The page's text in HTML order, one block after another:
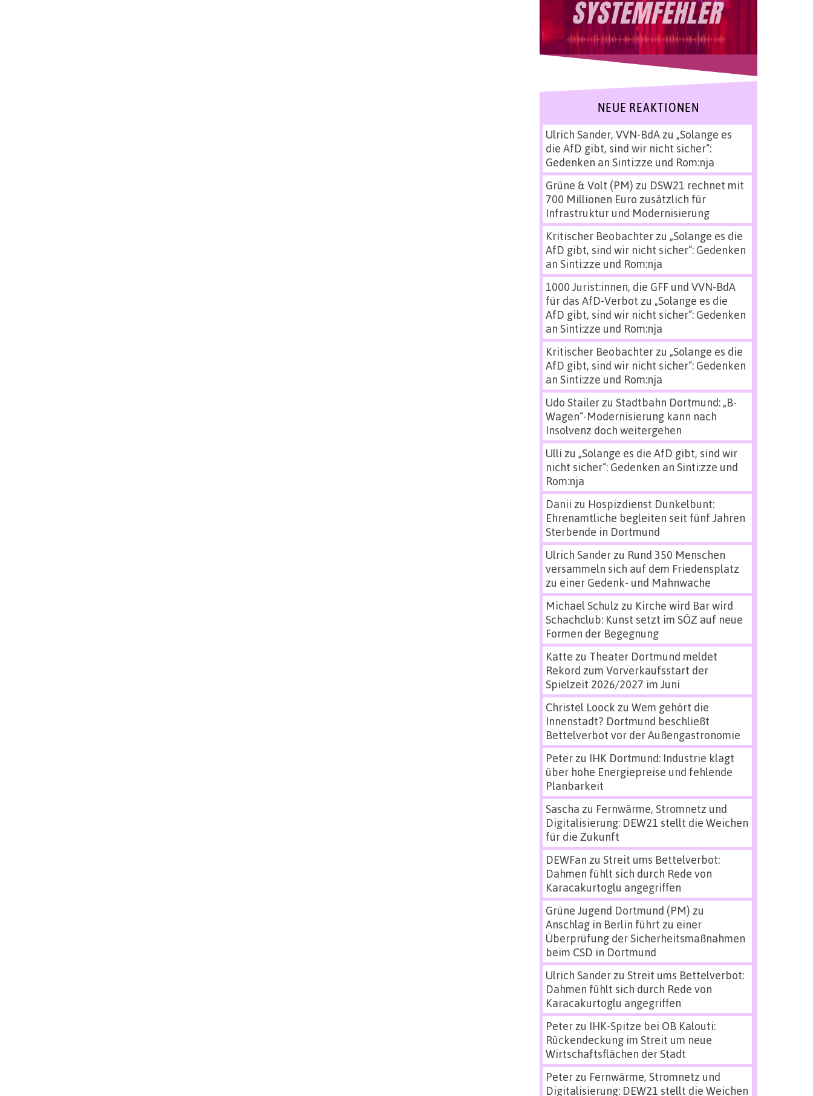
NEUE REAKTIONEN
Ulrich Sander, VVN-BdAzu „Solange es
die AfD gibt, sind wir nicht sicher“:
Gedenken an Sinti:zze und Rom:nja
Grüne & Volt (PM) zu DSW21 rechnet mit
700 Millionen Euro zusätzlich für
Infrastruktur und Modernisierung
Kritischer Beobachterzu „Solange es die
AfD gibt, sind wir nicht sicher“: Gedenken
an Sinti:zze und Rom:nja
1000 Jurist:innen, die GFF und VVN-BdA
für das AfD-Verbot zu „Solange es die
AfD gibt, sind wir nicht sicher“: Gedenken
an Sinti:zze und Rom:nja
Kritischer Beobachterzu „Solange es die
AfD gibt, sind wir nicht sicher“: Gedenken
an Sinti:zze und Rom:nja
Udo Stailerzu Stadtbahn Dortmund: „B-
Wagen“-Modernisierung kann nach
Insolvenz doch weitergehen
Ulli zu „Solange es die AfD gibt, sind wir
nicht sicher“: Gedenken an Sinti:zze und
Rom:nja
Danii zu Hospizdienst Dunkelbunt:
Ehrenamtliche begleiten seit fünf Jahren
Sterbende in Dortmund
Ulrich Sanderzu Rund 350 Menschen
versammeln sich auf dem Friedensplatz
zu einer Gedenk- und Mahnwache
Michael Schulz zu Kirche wird Bar wird
Schachclub: Kunst setzt im SÖZ auf neue
Formen der Begegnung
Katte zu Theater Dortmund meldet
Rekord zum Vorverkaufsstart der
Spielzeit 2026/2027 im Juni
Christel Loock zu Wem gehört die
Innenstadt? Dortmund beschließt
Bettelverbot vor der Außengastronomie
Peterzu IHK Dortmund: Industrie klagt
über hohe Energiepreise und fehlende
Planbarkeit
Sascha zu Fernwärme, Stromnetz und
Digitalisierung: DEW21 stellt die Weichen
für die Zukunft
DEWFan zu Streit ums Bettelverbot:
Dahmen fühlt sich durch Rede von
Karacakurtoglu angegriffen
Grüne Jugend Dortmund (PM) zu
Anschlag in Berlin führt zu einer
Überprüfung der Sicherheitsmaßnahmen
beim CSD in Dortmund
Ulrich Sanderzu Streit ums Bettelverbot:
Dahmen fühlt sich durch Rede von
Karacakurtoglu angegriffen
Peterzu IHK-Spitze bei OB Kalouti:
Rückendeckung im Streit um neue
Wirtschaftsflächen der Stadt
Peterzu Fernwärme, Stromnetz und
Digitalisierung: DEW21 stellt die Weichen